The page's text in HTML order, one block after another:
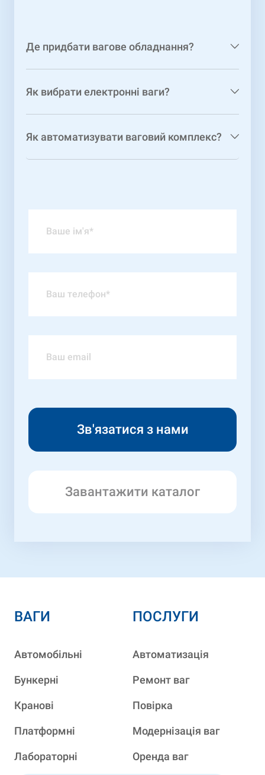
Де придбати вагове обладнання?
Як вибрати електронні ваги?
Як автоматизувати ваговий комплекс?
Завантажити каталог
ВАГИ
Автомобільні
Бункерні
Кранові
Платформні
Лабораторні
ПОСЛУГИ
Автоматизація
Ремонт ваг
Повірка
Модернізація ваг
Оренда ваг